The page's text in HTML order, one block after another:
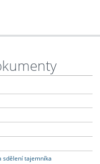
sdělení tajemníka